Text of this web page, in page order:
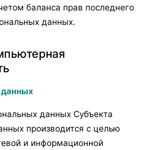
баланса прав последнего
данных.
данных Субъекта
производится с целью
и информационной